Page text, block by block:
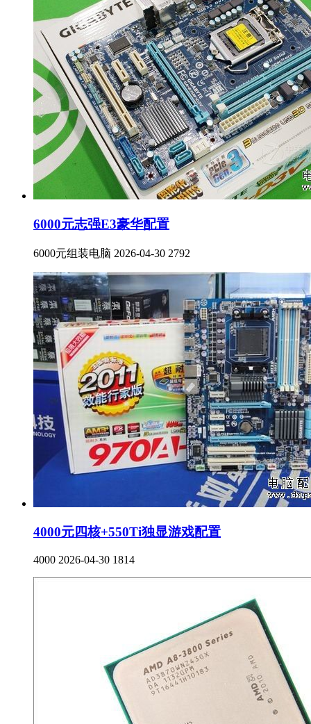
6000元志强E3豪华配置
6000元组装电脑 2026-04-30 2792
4000元四核+550Ti独显游戏配置
4000 2026-04-30 1814